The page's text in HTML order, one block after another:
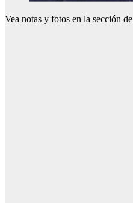
Vea notas y fotos en la sección de